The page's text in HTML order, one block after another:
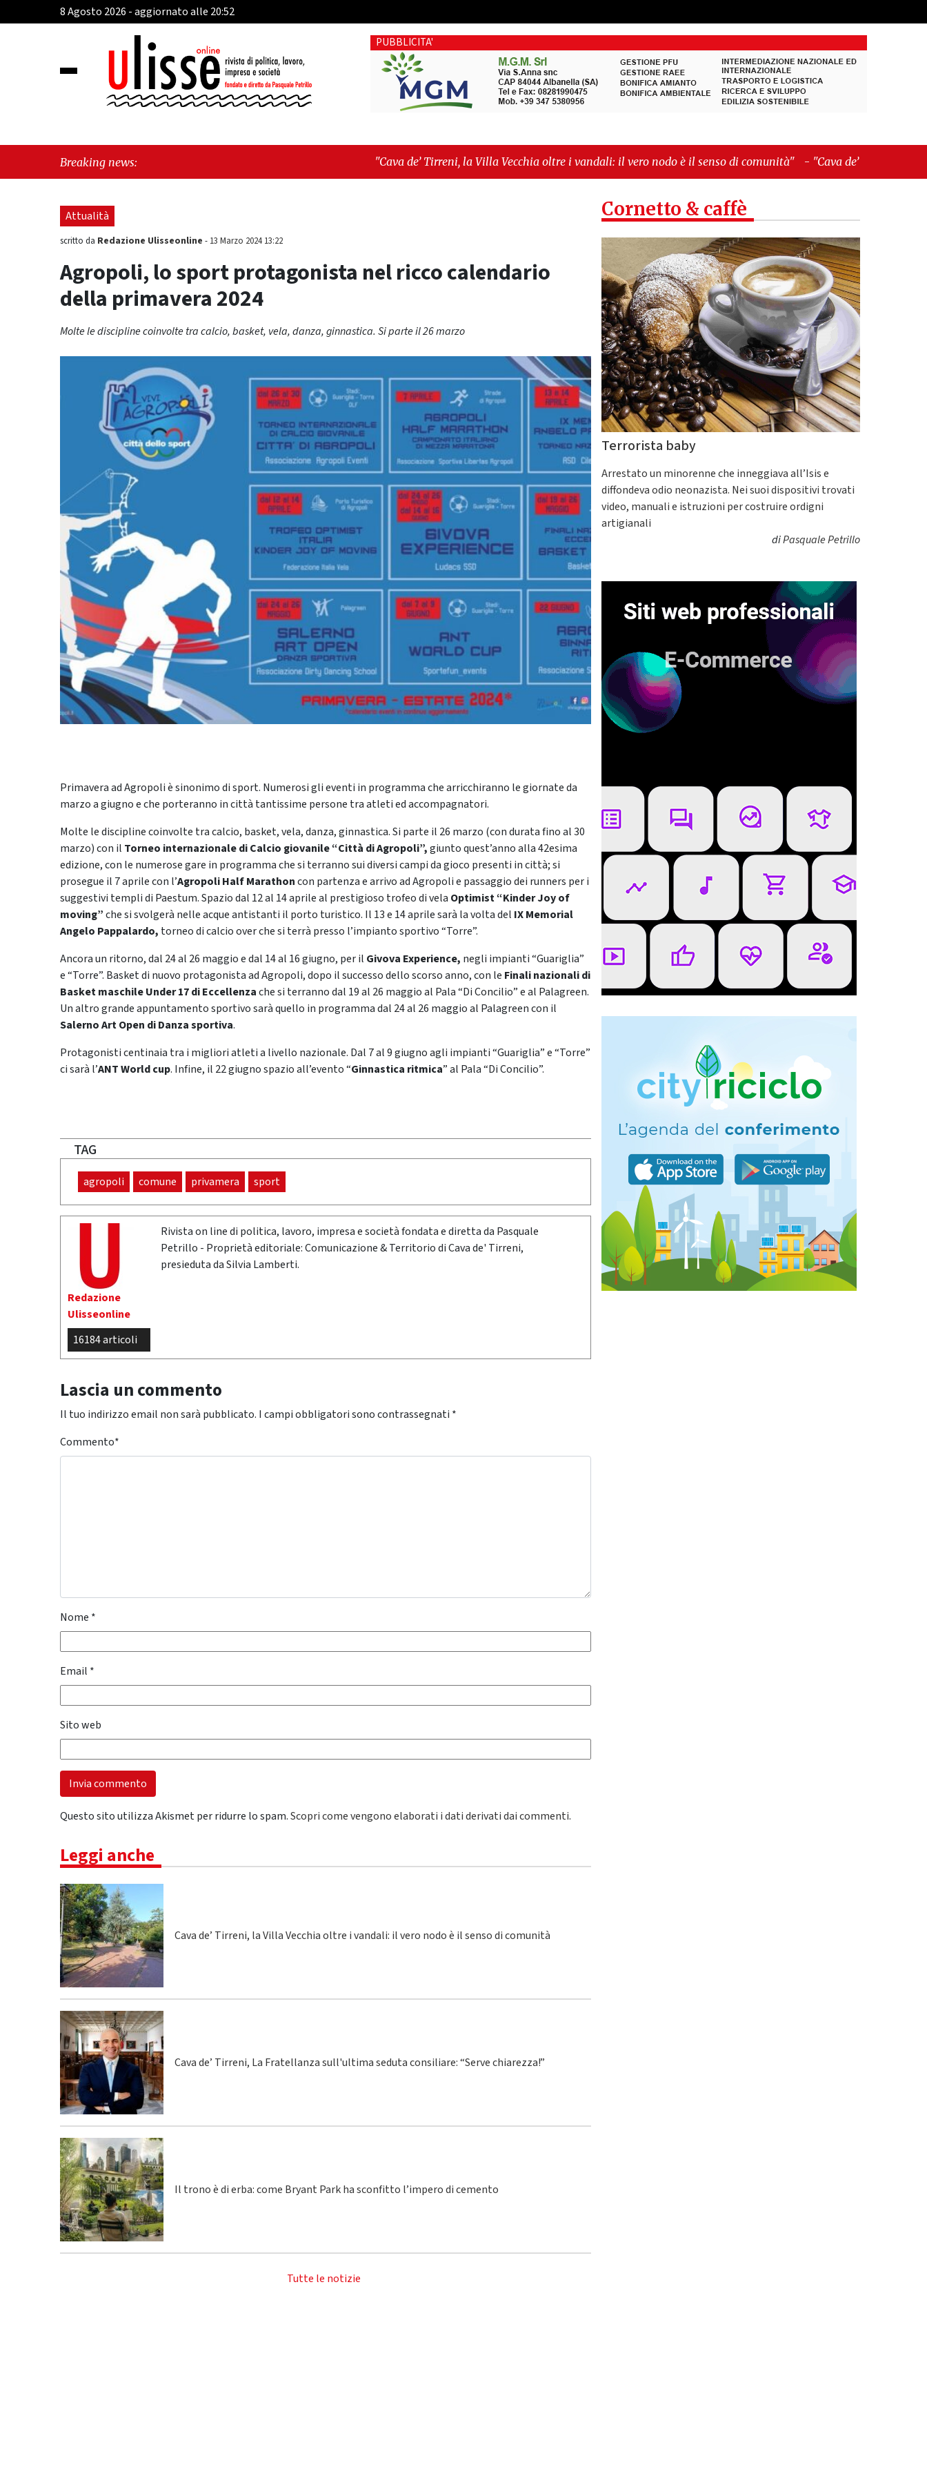
8 Agosto 2026 - aggiornato alle 20:52
PUBBLICITA'
Breaking news: "Cava de’ Tirreni, la Villa Vecchia oltre i vandali: il vero nodo è il senso di comunità" -"Cava de’ Tirreni, La Fratellanza
sull'ultima seduta consiliare: “Serve chiarezza!”"
Attualità
scritto da Redazione Ulisseonline - 13 Marzo 2024 13:22
Agropoli, lo sport protagonista nel ricco calendario
della primavera 2024
Molte le discipline coinvolte tra calcio, basket, vela, danza, ginnastica. Si parte il 26 marzo
Primavera ad Agropoli è sinonimo di sport. Numerosi gli eventi in programma che arricchiranno le giornate da
marzo a giugno e che porteranno in città tantissime persone tra atleti ed accompagnatori.
Molte le discipline coinvolte tra calcio, basket, vela, danza, ginnastica. Si parte il 26 marzo (con durata fino al 30
marzo) con il Torneo internazionale di Calcio giovanile “Città di Agropoli”,giunto quest’anno alla 42esima
edizione, con le numerose gare in programma che si terranno sui diversi campi da gioco presenti in città; si
prosegue il 7 aprile con l’Agropoli Half Marathoncon partenza e arrivo ad Agropoli e passaggio dei runners per i
suggestivi templi di Paestum. Spazio dal 12 al 14 aprile al prestigioso trofeo di vela Optimist “Kinder Joy of
moving”che si svolgerà nelle acque antistanti il porto turistico. Il 13 e 14 aprile sarà la volta del IX Memorial
Angelo Pappalardo, torneo di calcio over che si terrà presso l’impianto sportivo “Torre”.
Ancora un ritorno, dal 24 al 26 maggio e dal 14 al 16 giugno, per il Givova Experience, negli impianti “Guariglia”
e “Torre”. Basket di nuovo protagonista ad Agropoli, dopo il successo dello scorso anno, con le Finali nazionali di
Basket maschile Under 17 di Eccellenzache si terranno dal 19 al 26 maggio al Pala “Di Concilio” e al Palagreen.
Un altro grande appuntamento sportivo sarà quello in programma dal 24 al 26 maggio al Palagreen con il
Salerno Art Open di Danza sportiva.
Protagonisti centinaia tra i migliori atleti a livello nazionale. Dal 7 al 9 giugno agli impianti “Guariglia” e “Torre”
ci sarà l’ANT World cup. Infine, il 22 giugno spazio all’evento “Ginnastica ritmica” al Pala “Di Concilio”.
TAG
agropoli comune privamera sport
Redazione
Ulisseonline
16184 articoli
Rivista on line di politica, lavoro, impresa e società fondata e diretta da Pasquale
Petrillo - Proprietà editoriale: Comunicazione & Territorio di Cava de' Tirreni,
presieduta da Silvia Lamberti.
Lascia un commento
Il tuo indirizzo email non sarà pubblicato. I campi obbligatori sono contrassegnati *
Commento*
Nome *
Email *
Sito web
Questo sito utilizza Akismet per ridurre lo spam.Scopri come vengono elaborati i dati derivati dai commenti.
Leggi anche
Cava de’ Tirreni, la Villa Vecchia oltre i vandali: il vero nodo è il senso di comunità
Cava de’ Tirreni, La Fratellanza sull'ultima seduta consiliare: “Serve chiarezza!”
Il trono è di erba: come Bryant Park ha sconfitto l’impero di cemento
Tutte le notizie
Cornetto & caffè
Terrorista baby
Arrestato un minorenne che inneggiava all’Isis e
diffondeva odio neonazista. Nei suoi dispositivi trovati
video, manuali e istruzioni per costruire ordigni
artigianali
diPasquale Petrillo